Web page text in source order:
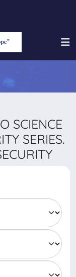
SCIENCE
SERIES.